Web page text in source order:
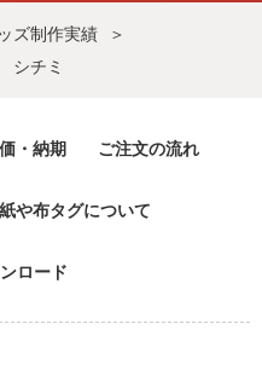
ズ制作実績
シチミ
・納期 ご注文の流れ
や布タグについて
ロード